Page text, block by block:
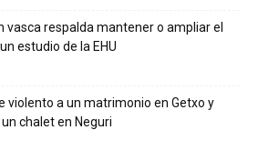
vasca respalda mantener o ampliar el
estudio de la EHU
violento a un matrimonio en Getxo y
chalet en Neguri